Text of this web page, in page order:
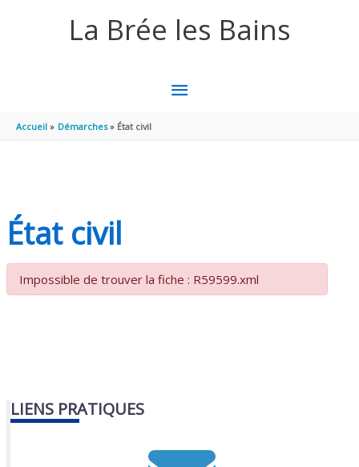
La Brée les Bains
MENU
Accueil Démarches État civil
État civil
Impossible de trouver la fiche : R59599.xml
LIENS PRATIQUES